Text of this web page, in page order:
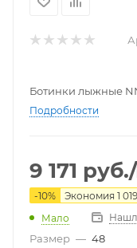
Ботинки лыжные
Подробности
9 171 руб.
-10% Экономия 1 019
Мало
Размер — 48